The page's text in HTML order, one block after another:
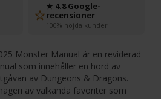
★ 4.8 Google-
recensioner
100% nöjda kunder
Monster Manual är en reviderad
som innehåller en hord av
av Dungeons & Dragons.
av välkända favoriter som